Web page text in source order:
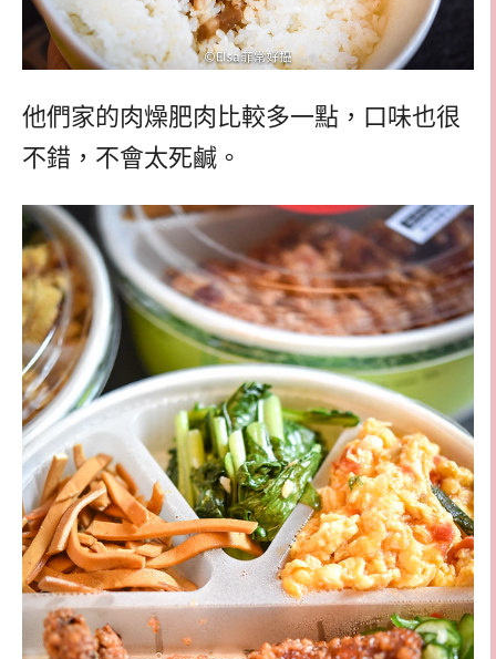
他們家的肉燥肥肉比較多一點，口味也很
不錯，不會太死鹹。